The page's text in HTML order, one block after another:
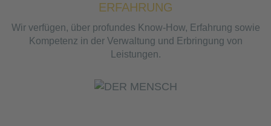
ERFAHRUNG
Wir verfügen, über profundes Know-How, Erfahrung sowie
Kompetenz in der Verwaltung und Erbringung von
Leistungen.